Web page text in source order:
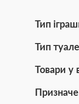
Тип
Тип
Товари у